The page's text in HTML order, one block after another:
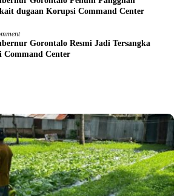
dugaan Korupsi Command Center
Gorontalo Resmi Jadi Tersangka
Command Center